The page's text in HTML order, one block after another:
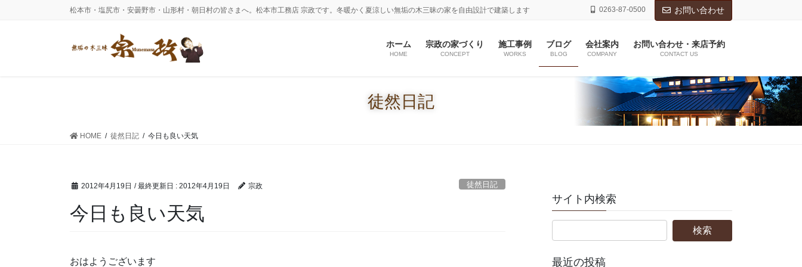
松本市・塩尻市・安曇野市・山形村・朝日村の皆さまへ。松本市工務店 宗政です。冬暖かく夏涼しい無垢の木三昧の家を自由設計で建築します 0263-87-0500 お問い合わせ
ホーム
HOME
宗政の家づくり
CONCEPT
施工事例
WORKS
ブログ
BLOG
会社案内
COMPANY
お問い合わせ・来店予約
CONTACT US
徒然日記
HOME 徒然日記 今日も良い天気
2012年4月19日 / 最終更新日 : 2012年4月19日 宗政 徒然日記
今日も良い天気
おはようございます
サイト内検索
最近の投稿